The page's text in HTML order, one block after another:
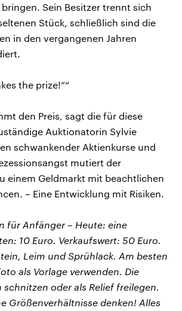
Sein Besitzer trennt sich
Stück, schließlich sind die
in den vergangenen Jahren
the prize!”“
den Preis, sagt die für diese
Auktionatorin Sylvie
schwankender Aktienkurse und
mutiert der
einem Geldmarkt mit beachtlichen
– Eine Entwicklung mit Risiken.
für Anfänger – Heute: eine
10 Euro. Verkaufswert: 50 Euro.
Leim und Sprühlack. Am besten
als Vorlage verwenden. Die
schnitzen oder als Relief freilegen.
Größenverhältnisse denken! Alles